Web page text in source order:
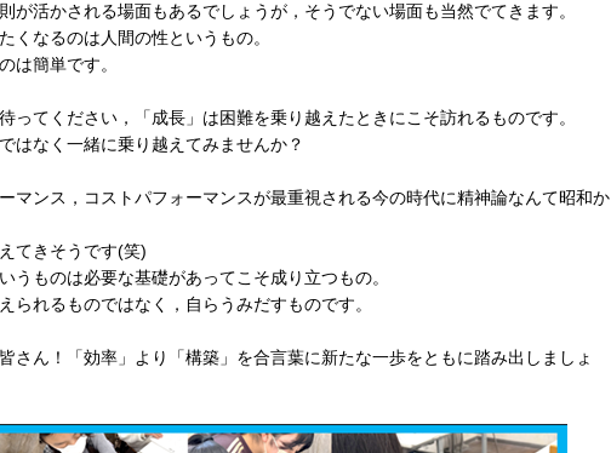
が活かされる場面もあるでしょうが，そうでない場面も当然でてきます。
くなるのは人間の性というもの。
は簡単です。
ってください，「成長」は困難を乗り越えたときにこそ訪れるものです。
はなく一緒に乗り越えてみませんか？
ーマンス，コストパフォーマンスが最重視される今の時代に精神論なんて昭和か
てきそうです(笑)
うものは必要な基礎があってこそ成り立つもの。
られるものではなく，自らうみだすものです。
さん！「効率」より「構築」を合言葉に新たな一歩をともに踏み出しましょ